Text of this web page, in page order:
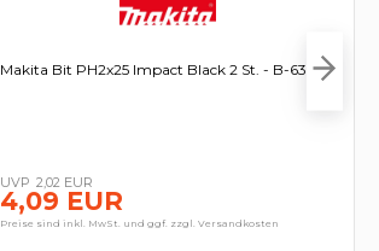
Makita Bit PH2x25 Impact Black 2 St. - B-63616
2,02 EUR
4,09 EUR
Preise sind inkl. MwSt. und ggf. zzgl. Versandkosten